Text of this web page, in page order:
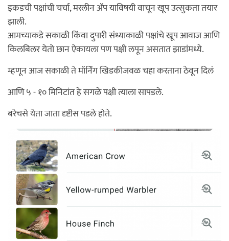
इकडची पक्षांची चर्चा, मरलीन ॲप याविषयी वाचून खूप उत्सुकता तयार
झाली.
आमच्याकडे सकाळी किंवा दुपारी संध्याकाळी पक्षांचे खूप आवाज आणि
किलबिलर येतो छान ऐकायला पण पक्षी लपून असतात झाडांमध्ये.
म्हणून आज सकाळी ते मॉर्निंग खिडकीजवळ चहा करताना ठेवून दिलं
आणि ५ - १० मिनिटांत हे सगळे पक्षी त्याला सापडले.
बरेचसे येता जाता दृष्टीस पडले होते.